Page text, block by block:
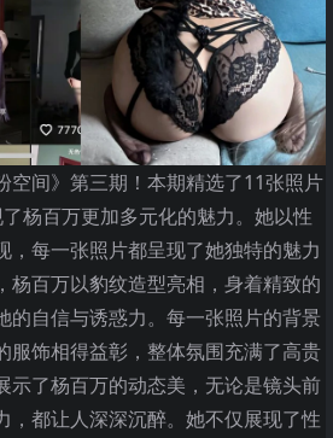
空间》第三期！本期精选了11张照片
杨百万更加多元化的魅力。她以性
，每一张照片都呈现了她独特的魅力
杨百万以豹纹造型亮相，身着精致的
的自信与诱惑力。每一张照片的背景
服饰相得益彰，整体氛围充满了高贵
示了杨百万的动态美，无论是镜头前
，都让人深深沉醉。她不仅展现了性